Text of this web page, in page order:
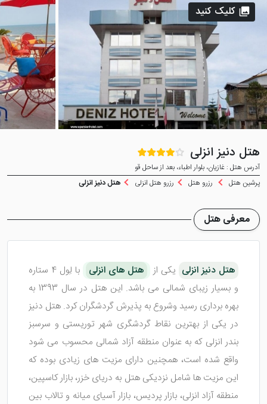
هتل دنیز انزلی
آدرس هتل : غازیان، بلوار اطباء، بعد از ساحل قو
پرشین هتل
رزرو هتل رزرو هتل انزلی هتل دنیز انزلی
کلیک کنید
معرفی هتل
هتل دنیز انزلی یکی از هتل های انزلی
با لِول 4 ستاره
و بسیار زیبای شمالی می باشد. این هتل در سال 1393 به
بهره برداری رسید وشروع به پذیرش گردشگران کرد. هتل دنیز
در یکی از بهترین نقاط گردشگری شهر توریستی و سرسبز
بندر انزلی که به عنوان منطقه آزاد شمالی محسوب می شود
واقع شده است، همچنین دارای مزیت های زیادی بوده که
این مزیت ها شامل نزدیکی هتل به دریای خزر، بازار کاسپین،
منطقه آزاد انزلی، بازار پردیس، بازار آسیای میانه و تالاب بین